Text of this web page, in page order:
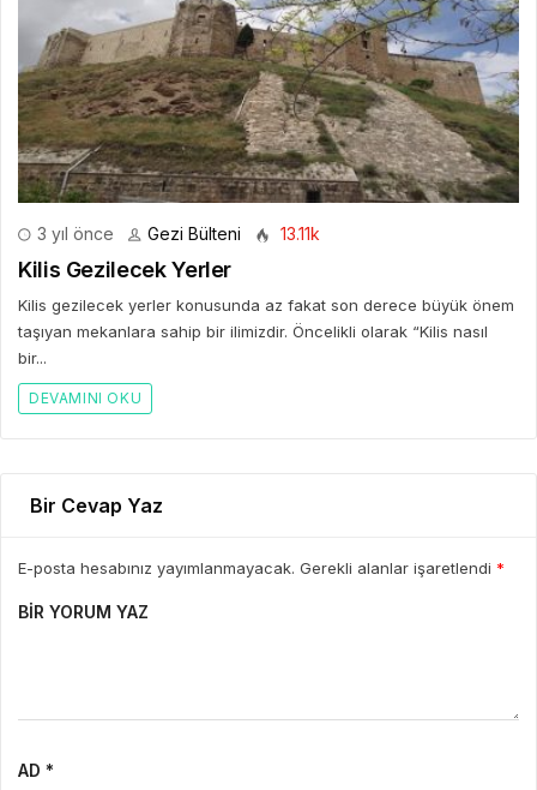
3 yıl önce Gezi Bülteni 13.11k
Kilis Gezilecek Yerler
Kilis gezilecek yerler konusunda az fakat son derece büyük önem
taşıyan mekanlara sahip bir ilimizdir. Öncelikli olarak “Kilis nasıl
bir...
DEVAMINI OKU
Bir Cevap Yaz
E-posta hesabınız yayımlanmayacak. Gerekli alanlar işaretlendi *
BIR YORUM YAZ
AD *